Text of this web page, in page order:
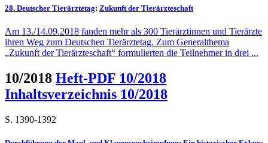
28. Deutscher Tierärztetag: Zukunft der Tierärzteschaft
Am 13./14.09.2018 fanden mehr als 300 Tierärztinnen und Tierärzte
ihren Weg zum Deutschen Tierärztetag. Zum Generalthema
„Zukunft der Tierärzteschaft“ formulierten die Teilnehmer in drei ...
10/2018 Heft-PDF 10/2018
Inhaltsverzeichnis 10/2018
S. 1390-1392